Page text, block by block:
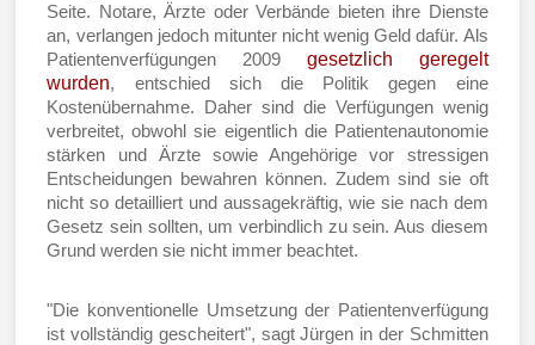
Seite. Notare, Ärzte oder Verbände bieten ihre Dienste
an, verlangen jedoch mitunter nicht wenig Geld dafür. Als
Patientenverfügungen 2009
gesetzlich geregelt
wurden, entschied sich die Politik gegen eine
Kostenübernahme. Daher sind die Verfügungen wenig
verbreitet, obwohl sie eigentlich die Patientenautonomie
stärken und Ärzte sowie Angehörige vor stressigen
Entscheidungen bewahren können. Zudem sind sie oft
nicht so detailliert und aussagekräftig, wie sie nach dem
Gesetz sein sollten, um verbindlich zu sein. Aus diesem
Grund werden sie nicht immer beachtet.
"Die konventionelle Umsetzung der Patientenverfügung
ist vollständig gescheitert", sagt Jürgen in der Schmitten